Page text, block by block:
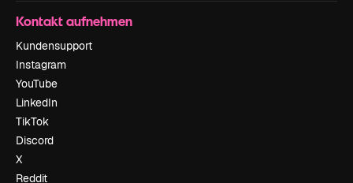
Kontakt aufnehmen
Kundensupport
Instagram
YouTube
LinkedIn
TikTok
Discord
X
Reddit